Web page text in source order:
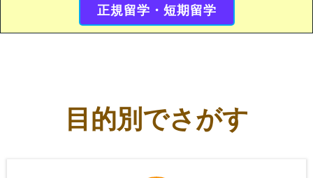
正規留学・短期留学
目的別でさがす